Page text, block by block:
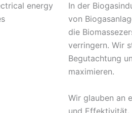
In der
von
die
verringern. Wir
Begutachtung
maximieren.
Wir glauben an